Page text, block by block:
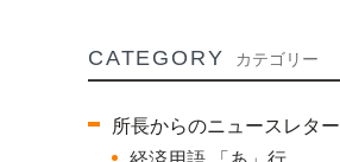
CATEGORY カテゴリー
所長からのニュースレター